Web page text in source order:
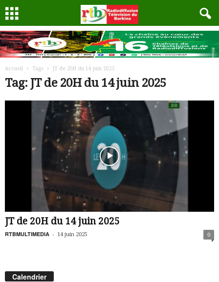
Accueil Tags JT de 20H du 14 juin 2025
Tag: JT de 20H du 14 juin 2025
JT de 20H du 14 juin 2025
RTBMULTIMEDIA - 14 juin 2025 0
Calendrier